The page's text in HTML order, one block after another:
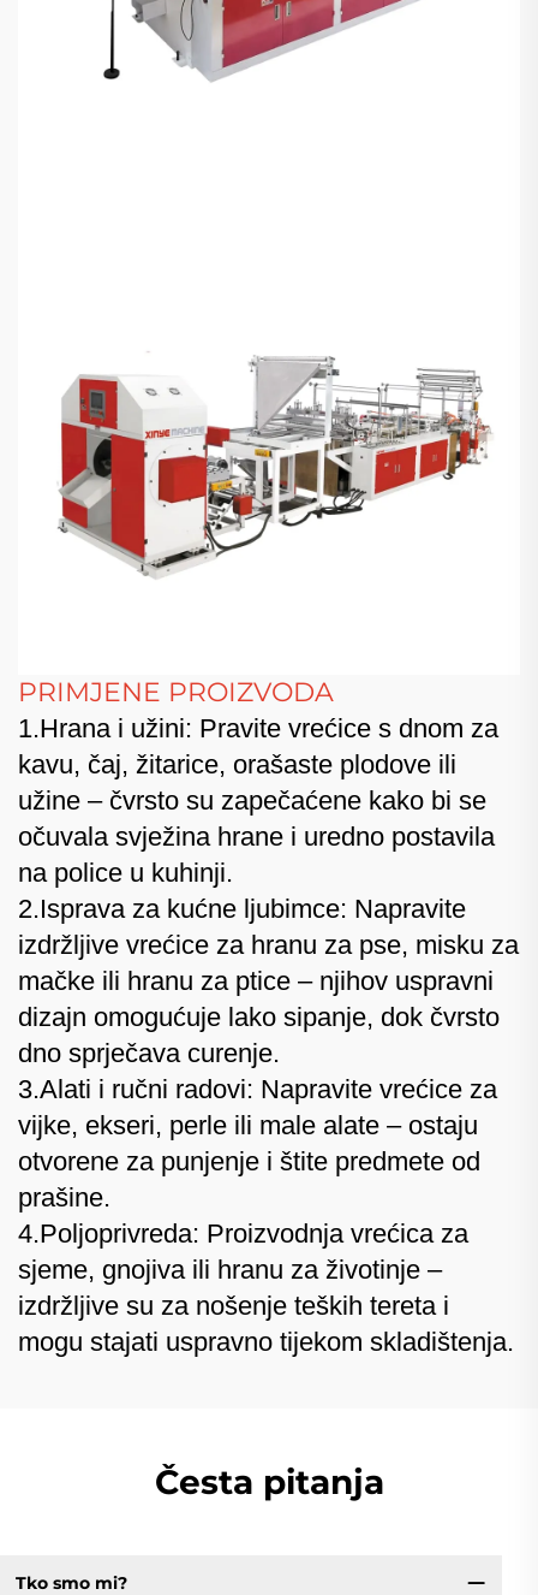
PRIMJENE PROIZVODA
1.Hrana i užini: Pravite vrećice s dnom za
kavu, čaj, žitarice, orašaste plodove ili
užine – čvrsto su zapečaćene kako bi se
očuvala svježina hrane i uredno postavila
na police u kuhinji.
2.Isprava za kućne ljubimce: Napravite
izdržljive vrećice za hranu za pse, misku za
mačke ili hranu za ptice – njihov uspravni
dizajn omogućuje lako sipanje, dok čvrsto
dno sprječava curenje.
3.Alati i ručni radovi: Napravite vrećice za
vijke, ekseri, perle ili male alate – ostaju
otvorene za punjenje i štite predmete od
prašine.
4.Poljoprivreda: Proizvodnja vrećica za
sjeme, gnojiva ili hranu za životinje –
izdržljive su za nošenje teških tereta i
mogu stajati uspravno tijekom skladištenja.
Česta pitanja
Tko smo mi?